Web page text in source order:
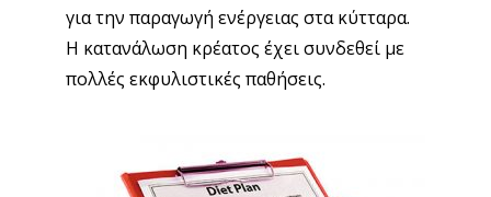
για την παραγωγή ενέργειας στα κύτταρα.
Η κατανάλωση κρέατος έχει συνδεθεί με
πολλές εκφυλιστικές παθήσεις.